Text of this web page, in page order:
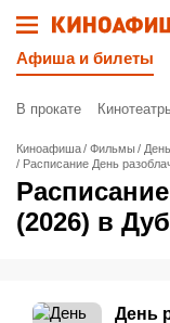
Афиша и билеты
В прокате
Киноафиша Фильмы
Расписание День
(2026) в
День